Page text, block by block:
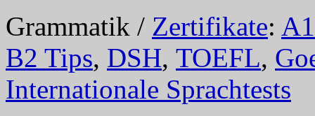
Grammatik / Zertifikate: A1
B2 Tips, DSH, TOEFL,
Internationale Sprachtests